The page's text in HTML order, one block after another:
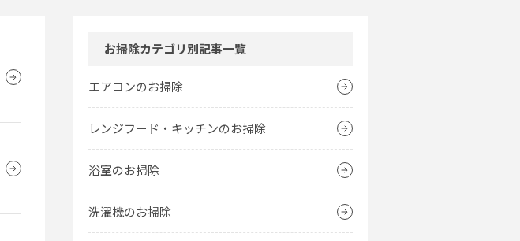
お掃除カテゴリ別記事一覧
エアコンのお掃除
レンジフード・キッチンのお掃除
浴室のお掃除
洗濯機のお掃除